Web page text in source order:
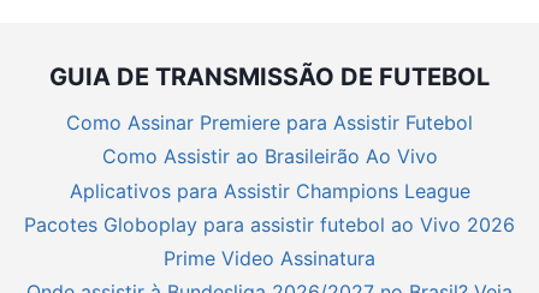
GUIA DE TRANSMISSÃO DE FUTEBOL
Como Assinar Premiere para Assistir Futebol
Como Assistir ao Brasileirão Ao Vivo
Aplicativos para Assistir Champions League
Pacotes Globoplay para assistir futebol ao Vivo 2026
Prime Video Assinatura